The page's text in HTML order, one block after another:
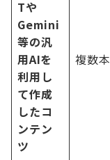
Tや
Gemini
等の汎
用AIを
利用し
て作成
したコ
ンテン
ツ
複数本